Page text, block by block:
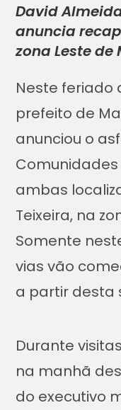
David
anuncia
zona Leste de
Neste feriado
prefeito de
anunciou o
Comunidades
ambas
Teixeira, na
Somente
vias vão
a partir desta
Durante
na manhã
do executivo